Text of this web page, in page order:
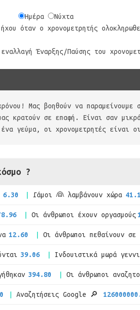
Ημέρα
Νύχτα
όταν ο χρονομετρητής
Έναρξης/Παύσης του
Μας βοηθούν να
κρατούν σε επαφή. Είναι σαν
γεύμα, οι χρονομετρητές είναι
?
6.30 Γάμοι 👰 λαμβάνουν χώρα
Οι άνθρωποι έχουν οργασμούς
12.60 Οι άνθρωποι πεθαίνουν σε
39.06 Ινδουιστικά μωρά
394.80 Οι άνθρωποι
Αναζητήσεις Google 🔎